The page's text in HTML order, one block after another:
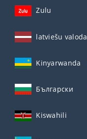
Zulu
latviešu valoda
Kinyarwanda
Български
Kiswahili